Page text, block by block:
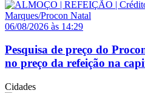
06/08/2026 às 14:29
Pesquisa de preço do
no preço da refeição na
Cidades